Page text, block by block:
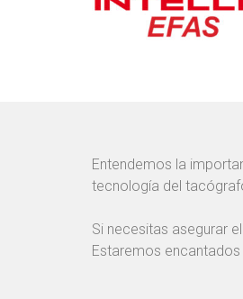
Entendemos la
tecnología del
Si necesitas asegurar
Estaremos